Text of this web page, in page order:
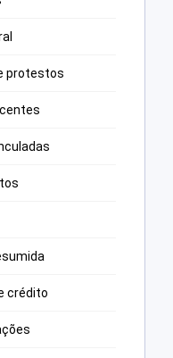
protestos
crédito